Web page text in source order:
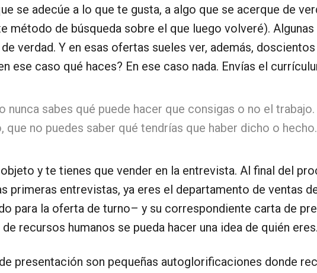
se adecúe a lo que te gusta, a algo que se acerque de
método de búsqueda sobre el que luego volveré).
verdad. Y en esas ofertas sueles ver, además,
ese caso qué haces? En ese caso nada. Envías el
nunca sabes qué puede hacer que consigas o no el
no puedes saber qué tendrías que haber dicho o
y te tienes que vender en la entrevista. Al final del
primeras entrevistas, ya eres el departamento de ventas
para la oferta de turno– y su correspondiente carta de
recursos humanos se pueda hacer una idea de quién
presentación son pequeñas autoglorificaciones donde